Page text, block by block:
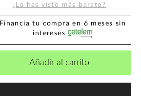
¿Lo has visto más barato?
Financia tu compra en 6 meses sin
intereses
Añadir al carrito